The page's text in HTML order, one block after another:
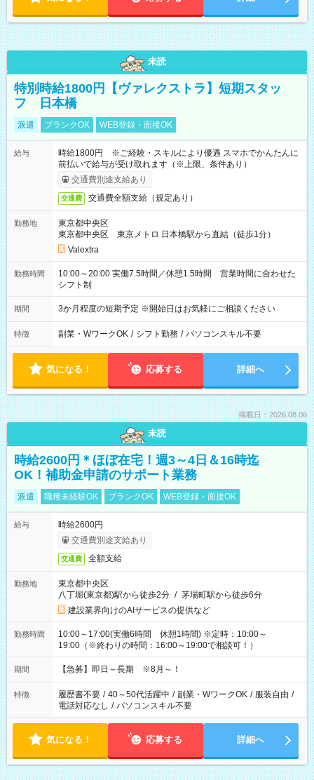
未読
特別時給1800円【ヴァレクストラ】短期スタッ
フ 日本橋
派遣 ブランクOK WEB登録・面接OK
給与
時給1800円 ※ご経験・スキルにより優遇 スマホでかんたんに
前払いで給与が受け取れます（※上限、条件あり）
交通費別途支給あり
交通費 交通費全額支給（規定あり）
勤務地
東京都中央区
東京都中央区 東京メトロ 日本橋駅から直結（徒歩1分）
Valextra
勤務時間
10:00～20:00 実働7.5時間／休憩1.5時間 営業時間に合わせた
シフト制
期間 3か月程度の短期予定 ※開始日はお気軽にご相談ください
特徴 副業・WワークOK / シフト勤務 / パソコンスキル不要
気になる！ 応募する 詳細へ
掲載日：2026.08.06
未読
時給2600円＊ほぼ在宅！週3～4日＆16時迄
OK！補助金申請のサポート業務
派遣 職種未経験OK ブランクOK WEB登録・面接OK
給与
時給2600円
交通費別途支給あり
交通費 全額支給
勤務地
東京都中央区
八丁堀(東京都)駅から徒歩2分 / 茅場町駅から徒歩6分
建設業界向けのAIサービスの提供など
勤務時間
10:00～17:00(実働6時間 休憩1時間) ※定時：10:00～
19:00（※終わりの時間：16:00～19:00で相談可！）
期間 【急募】即日～長期 ※8月～！
特徴 履歴書不要 / 40～50代活躍中 / 副業・WワークOK / 服装自由 /
電話対応なし / パソコンスキル不要
気になる！ 応募する 詳細へ